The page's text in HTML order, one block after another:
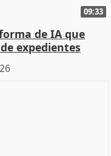
09:33
de IA que
expedientes